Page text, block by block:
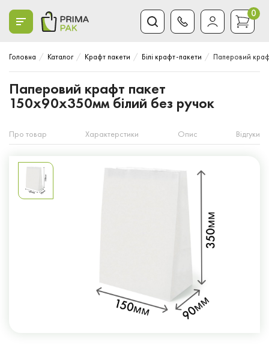
0
Головна Каталог Крафт пакети Білі крафт-пакети Паперовий
Паперовий крафт пакет
150x90x350мм білий без ручок
Про товар Характерстики Опис Відгуки